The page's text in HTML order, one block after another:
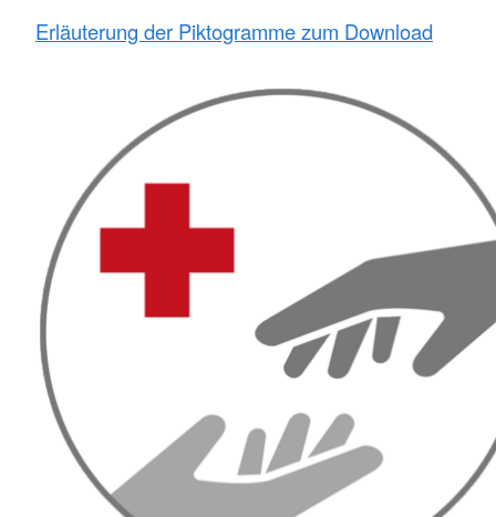
Erläuterung der Piktogramme zum Download